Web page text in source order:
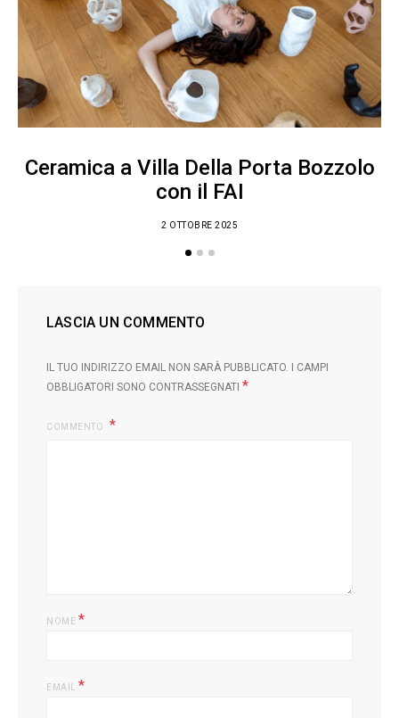
Ceramica a Villa Della Porta Bozzolo
con il FAI
2 OTTOBRE 2025
LASCIA UN COMMENTO
IL TUO INDIRIZZO EMAIL NON SARÀ PUBBLICATO.
I CAMPI
OBBLIGATORI SONO CONTRASSEGNATI *
COMMENTO
NOME *
EMAIL *